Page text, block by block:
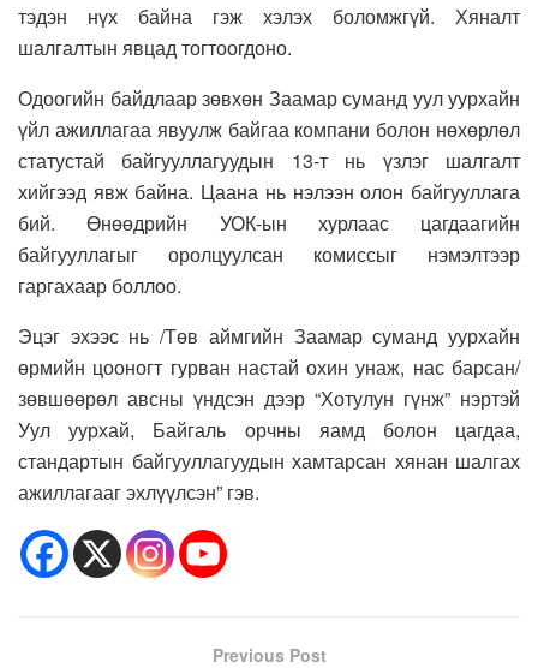
тэдэн нүх байна гэж хэлэх боломжгүй. Хяналт
шалгалтын явцад тогтоогдоно.
Одоогийн байдлаар зөвхөн Заамар суманд уул уурхайн
үйл ажиллагаа явуулж байгаа компани болон нөхөрлөл
статустай байгууллагуудын 13-т нь үзлэг шалгалт
хийгээд явж байна. Цаана нь нэлээн олон байгууллага
бий. Өнөөдрийн УОК-ын хурлаас цагдаагийн
байгууллагыг оролцуулсан комиссыг нэмэлтээр
гаргахаар боллоо.
Эцэг эхээс нь /Төв аймгийн Заамар суманд уурхайн
өрмийн цооногт гурван настай охин унаж, нас барсан/
зөвшөөрөл авсны үндсэн дээр “Хотулун гүнж” нэртэй
Уул уурхай, Байгаль орчны яамд болон цагдаа,
стандартын байгууллагуудын хамтарсан хянан шалгах
ажиллагааг эхлүүлсэн” гэв.
Previous Post